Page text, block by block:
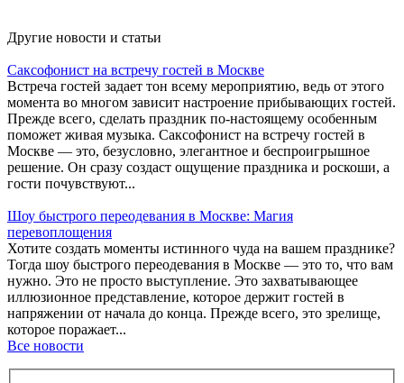
Другие новости и статьи
Саксофонист на встречу гостей в Москве
Встреча гостей задает тон всему мероприятию, ведь от этого
момента во многом зависит настроение прибывающих гостей.
Прежде всего, сделать праздник по-настоящему особенным
поможет живая музыка. Саксофонист на встречу гостей в
Москве — это, безусловно, элегантное и беспроигрышное
решение. Он сразу создаст ощущение праздника и роскоши, а
гости почувствуют...
Шоу быстрого переодевания в Москве: Магия
перевоплощения
Хотите создать моменты истинного чуда на вашем празднике?
Тогда шоу быстрого переодевания в Москве — это то, что вам
нужно. Это не просто выступление. Это захватывающее
иллюзионное представление, которое держит гостей в
напряжении от начала до конца. Прежде всего, это зрелище,
которое поражает...
Все новости